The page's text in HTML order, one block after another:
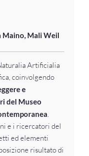
Maino, Mali Weil
Artificialia
coinvolgendo
e
del Museo
e i ricercatori del
ed elementi
risultato di